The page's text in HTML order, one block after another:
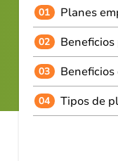
01 Planes
02
03
04 Tipos de